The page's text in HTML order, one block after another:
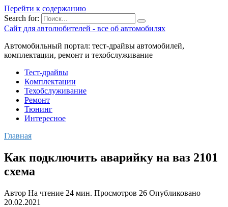
Перейти к содержанию
Search for:
Сайт для автолюбителей - все об автомобилях
Автомобильный портал: тест-драйвы автомобилей,
комплектации, ремонт и техобслуживание
Тест-драйвы
Комплектации
Техобслуживание
Ремонт
Тюнинг
Интересное
Главная
Как подключить аварийку на ваз 2101
схема
Автор На чтение 24 мин. Просмотров 26 Опубликовано
20.02.2021